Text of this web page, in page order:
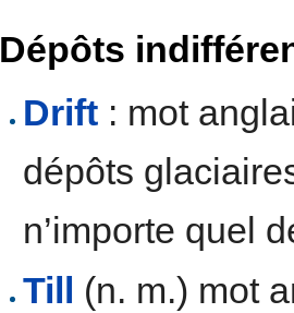
Dépôts
Drift : mot
dépôts
n’importe quel
Till
(n. m.) mot